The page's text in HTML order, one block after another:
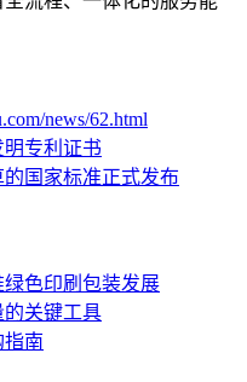
news/62.html
专利证书
国家标准正式发布
色印刷包装发展
关键工具
指南